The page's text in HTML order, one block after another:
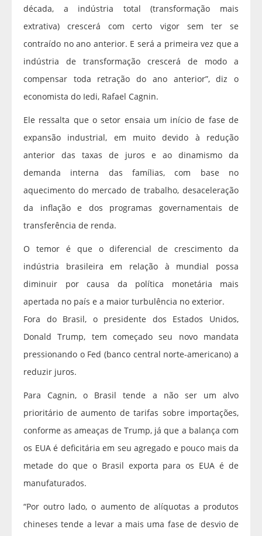
década, a indústria total (transformação mais
extrativa) crescerá com certo vigor sem ter se
contraído no ano anterior. E será a primeira vez que a
indústria de transformação crescerá de modo a
compensar toda retração do ano anterior”, diz o
economista do Iedi, Rafael Cagnin.
Ele ressalta que o setor ensaia um início de fase de
expansão industrial, em muito devido à redução
anterior das taxas de juros e ao dinamismo da
demanda interna das famílias, com base no
aquecimento do mercado de trabalho, desaceleração
da inflação e dos programas governamentais de
transferência de renda.
O temor é que o diferencial de crescimento da
indústria brasileira em relação à mundial possa
diminuir por causa da política monetária mais
apertada no país e a maior turbulência no exterior.
Fora do Brasil, o presidente dos Estados Unidos,
Donald Trump, tem começado seu novo mandata
pressionando o Fed (banco central norte-americano) a
reduzir juros.
Para Cagnin, o Brasil tende a não ser um alvo
prioritário de aumento de tarifas sobre importações,
conforme as ameaças de Trump, já que a balança com
os EUA é deficitária em seu agregado e pouco mais da
metade do que o Brasil exporta para os EUA é de
manufaturados.
“Por outro lado, o aumento de alíquotas a produtos
chineses tende a levar a mais uma fase de desvio de